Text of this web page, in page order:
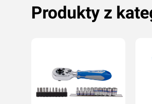
Produkty z